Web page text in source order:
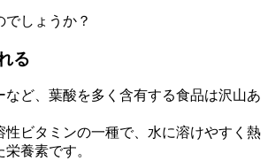
でしょうか？
る
など、葉酸を多く含有する食品は沢山あ
性ビタミンの一種で、水に溶けやすく熱
養素です。